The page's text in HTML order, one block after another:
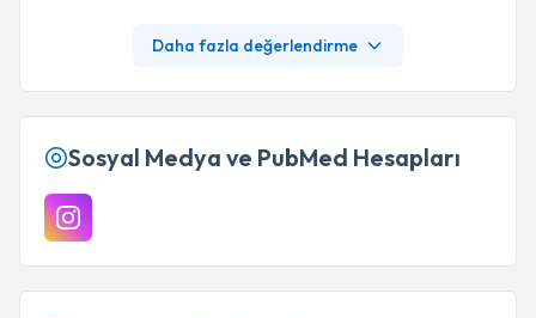
ulaşabileceğimi hissediyorum. Destekleri için
Daha fazla değerlendirme
Sosyal Medya ve PubMed Hesapları